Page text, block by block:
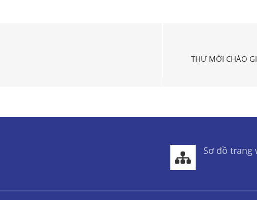
THƯ MỜI CHÀO
Sơ đồ trang